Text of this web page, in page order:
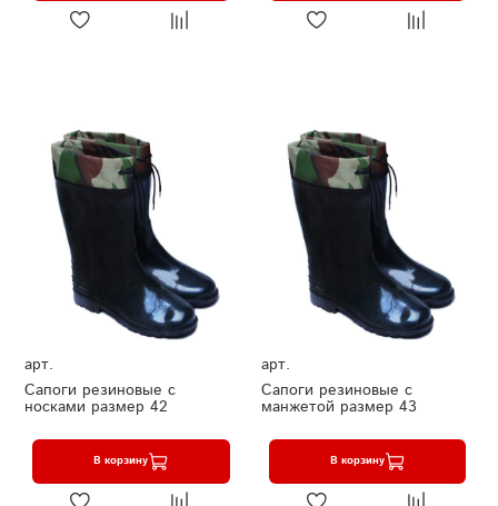
арт.
Сапоги резиновые с
носками размер 42
В корзину
арт.
Сапоги резиновые с
манжетой размер 43
В корзину